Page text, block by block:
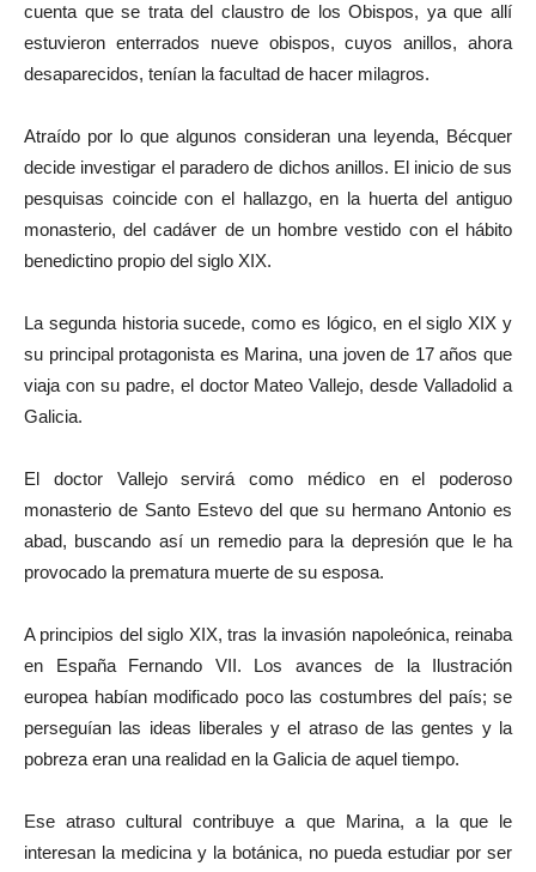
cuenta que se trata del claustro de los Obispos, ya que allí
estuvieron enterrados nueve obispos, cuyos anillos, ahora
desaparecidos, tenían la facultad de hacer milagros.
Atraído por lo que algunos consideran una leyenda, Bécquer
decide investigar el paradero de dichos anillos. El inicio de sus
pesquisas coincide con el hallazgo, en la huerta del antiguo
monasterio, del cadáver de un hombre vestido con el hábito
benedictino propio del siglo XIX.
La segunda historia sucede, como es lógico, en el siglo XIX y
su principal protagonista es Marina, una joven de 17 años que
viaja con su padre, el doctor Mateo Vallejo, desde Valladolid a
Galicia.
El doctor Vallejo servirá como médico en el poderoso
monasterio de Santo Estevo del que su hermano Antonio es
abad, buscando así un remedio para la depresión que le ha
provocado la prematura muerte de su esposa.
A principios del siglo XIX, tras la invasión napoleónica, reinaba
en España Fernando VII. Los avances de la Ilustración
europea habían modificado poco las costumbres del país; se
perseguían las ideas liberales y el atraso de las gentes y la
pobreza eran una realidad en la Galicia de aquel tiempo.
Ese atraso cultural contribuye a que Marina, a la que le
interesan la medicina y la botánica, no pueda estudiar por ser